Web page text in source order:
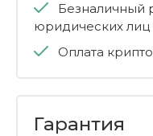
Безналичный
юридических лиц
Оплата
Гарантия